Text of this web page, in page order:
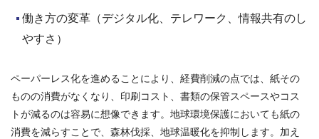
働き方の変革（デジタル化、テレワーク、情報共有のし
やすさ）
ペーパーレス化を進めることにより、経費削減の点では、紙その
ものの消費がなくなり、印刷コスト、書類の保管スペースやコス
トが減るのは容易に想像できます。地球環境保護においても紙の
消費を減らすことで、森林伐採、地球温暖化を抑制します。加え